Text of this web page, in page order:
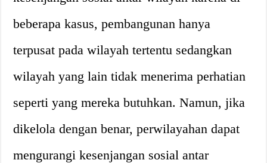
beberapa kasus, pembangunan hanya
terpusat pada wilayah tertentu sedangkan
wilayah yang lain tidak menerima perhatian
seperti yang mereka butuhkan. Namun, jika
dikelola dengan benar, perwilayahan dapat
mengurangi kesenjangan sosial antar